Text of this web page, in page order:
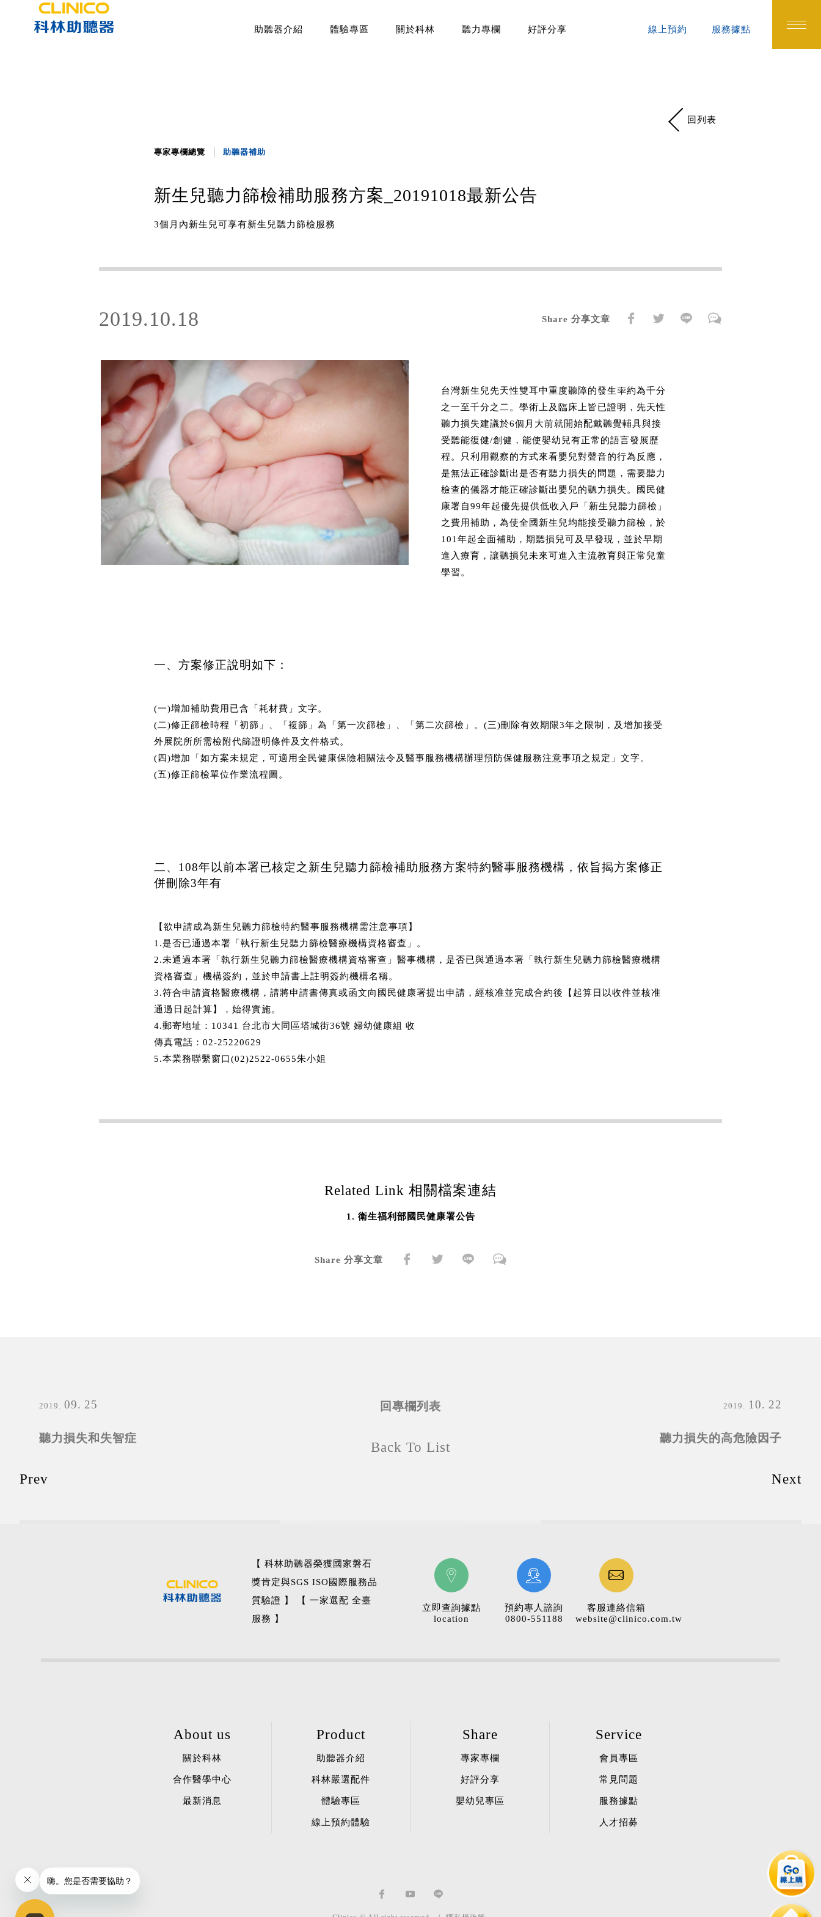
助聽器介紹 體驗專區 關於科林 聽力專欄 好評分享 線上預約 服務據點
專家專欄總覽 助聽器補助
回列表
新生兒聽力篩檢補助服務方案_20191018最新公告
3個月內新生兒可享有新生兒聽力篩檢服務
2019.10.18 Share 分享文章
台灣新生兒先天性雙耳中重度聽障的發生率約為千分
之一至千分之二。學術上及臨床上皆已證明，先天性
聽力損失建議於6個月大前就開始配戴聽覺輔具與接
受聽能復健/創健，能使嬰幼兒有正常的語言發展歷
程。只利用觀察的方式來看嬰兒對聲音的行為反應，
是無法正確診斷出是否有聽力損失的問題，需要聽力
檢查的儀器才能正確診斷出嬰兒的聽力損失。國民健
康署自99年起優先提供低收入戶「新生兒聽力篩檢」
之費用補助，為使全國新生兒均能接受聽力篩檢，於
101年起全面補助，期聽損兒可及早發現，並於早期
進入療育，讓聽損兒未來可進入主流教育與正常兒童
學習。
一、方案修正說明如下：
(一)增加補助費用已含「耗材費」文字。
(二)修正篩檢時程「初篩」、「複篩」為「第一次篩檢」、「第二次篩檢」。(三)刪除有效期限3年之限制，及增加接受
外展院所所需檢附代篩證明條件及文件格式。
(四)增加「如方案未規定，可適用全民健康保險相關法令及醫事服務機構辦理預防保健服務注意事項之規定」文字。
(五)修正篩檢單位作業流程圖。
​二、108年以前本署已核定之新生兒聽力篩檢補助服務方案特約醫事服務機構，依旨揭方案修正
併刪除3年有
【欲申請成為新生兒聽力篩檢特約醫事服務機構需注意事項】
1.是否已通過本署「執行新生兒聽力篩檢醫療機構資格審查」。
2.未通過本署「執行新生兒聽力篩檢醫療機構資格審查」醫事機構，是否已與通過本署「執行新生兒聽力篩檢醫療機構
資格審查」機構簽約，並於申請書上註明簽約機構名稱。
3.符合申請資格醫療機構，請將申請書傳真或函文向國民健康署提出申請，經核准並完成合約後【起算日以收件並核准
通過日起計算】，始得實施。
4.郵寄地址：10341 台北市大同區塔城街36號 婦幼健康組 收
傳真電話：02-25220629
5.本業務聯繫窗口(02)2522-0655朱小姐
Related Link 相關檔案連結
衛生福利部國民健康署公告
Share 分享文章
2019 09 25
聽力損失和失智症
Prev
回專欄列表
Back To List
2019 10 22
聽力損失的高危險因子
Next
【 科林助聽器榮獲國家磐石
獎肯定與SGS ISO國際服務品
質驗證 】 【 一家選配 全臺
服務 】
立即查詢據點
location
預約專人諮詢
0800-551188
客服連絡信箱
website@clinico.com.tw
About us
關於科林
合作醫學中心
最新消息
Product
助聽器介紹
科林嚴選配件
體驗專區
線上預約體驗
Share
專家專欄
好評分享
嬰幼兒專區
Service
會員專區
常見問題
服務據點
人才招募